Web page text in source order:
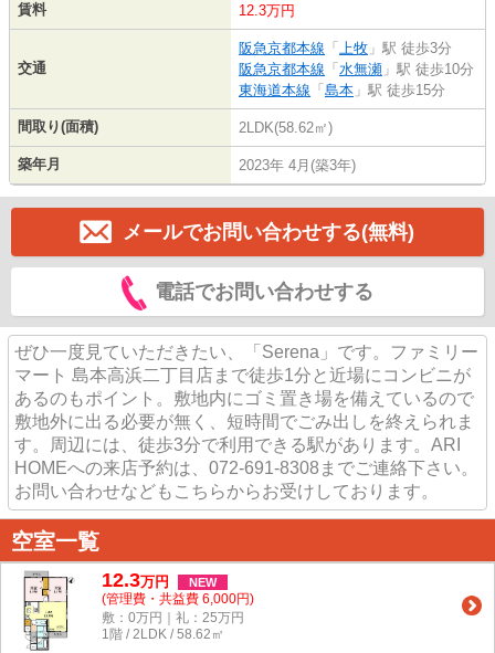
賃料 12.3万円
交通
阪急京都本線 「 上牧 」駅 徒歩3分
阪急京都本線 「 水無瀬 」駅 徒歩10分
東海道本線 「 島本 」駅 徒歩15分
間取り(面積) 2LDK(58.62㎡)
築年月 2023年 4月(築3年)
メールでお問い合わせする(無料)
電話でお問い合わせする
ぜひ一度見ていただきたい、「Serena」です。ファミリー
マート 島本高浜二丁目店まで徒歩1分と近場にコンビニが
あるのもポイント。敷地内にゴミ置き場を備えているので
敷地外に出る必要が無く、短時間でごみ出しを終えられま
す。周辺には、徒歩3分で利用できる駅があります。ARI
HOMEへの来店予約は、072-691-8308までご連絡下さい。
お問い合わせなどもこちらからお受けしております。
空室一覧
12.3万円 NEW
(管理費・共益費 6,000円)
敷：0万円｜礼：25万円
1階 / 2LDK / 58.62㎡